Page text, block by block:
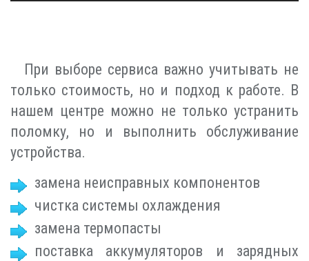
При выборе сервиса важно учитывать не
только стоимость, но и подход к работе. В
нашем центре можно не только устранить
поломку, но и выполнить обслуживание
устройства.
замена неисправных компонентов
чистка системы охлаждения
замена термопасты
поставка аккумуляторов и зарядных